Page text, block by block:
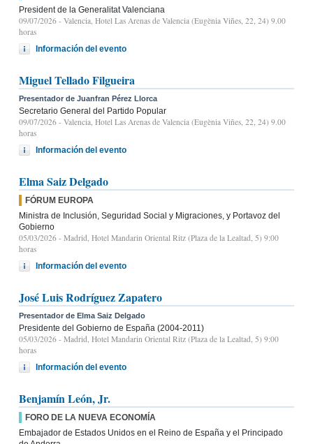
President de la Generalitat Valenciana
09/07/2026 - Valencia, Hotel Las Arenas de Valencia (Eugènia Viñes, 22, 24) 9.00
horas
Información del evento
Miguel Tellado Filgueira
Presentador de Juanfran Pérez Llorca
Secretario General del Partido Popular
09/07/2026 - Valencia, Hotel Las Arenas de Valencia (Eugènia Viñes, 22, 24) 9.00
horas
Información del evento
Elma Saiz Delgado
FÓRUM EUROPA
Ministra de Inclusión, Seguridad Social y Migraciones, y Portavoz del
Gobierno
05/03/2026 - Madrid, Hotel Mandarin Oriental Ritz (Plaza de la Lealtad, 5) 9:00
horas
Información del evento
José Luis Rodríguez Zapatero
Presentador de Elma Saiz Delgado
Presidente del Gobierno de España (2004-2011)
05/03/2026 - Madrid, Hotel Mandarin Oriental Ritz (Plaza de la Lealtad, 5) 9:00
horas
Información del evento
Benjamín León, Jr.
FORO DE LA NUEVA ECONOMÍA
Embajador de Estados Unidos en el Reino de España y el Principado